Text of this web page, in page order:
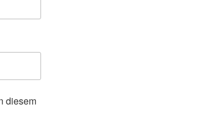
diesem